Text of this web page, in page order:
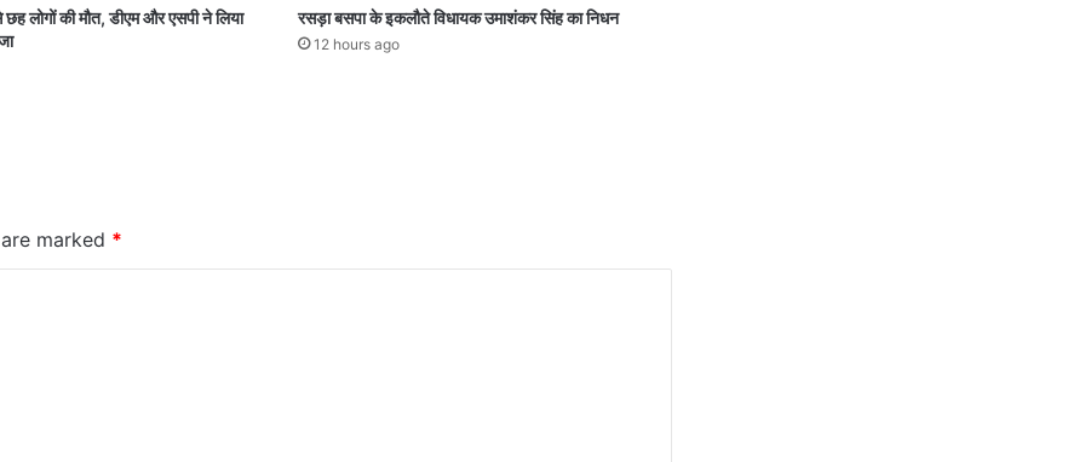
लोगों की मौत, डीएम और एसपी ने लिया
रसड़ा बसपा के इकलौते विधायक उमाशंकर सिंह का निधन
12 hours ago
marked *